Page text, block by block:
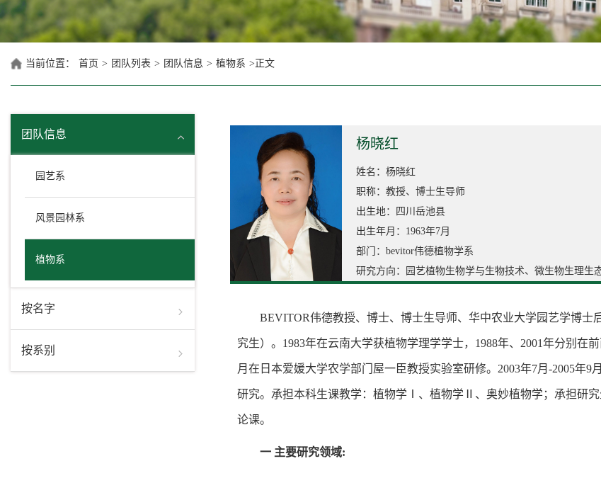
当前位置： 首页 > 团队列表 > 团队信息 > 植物系 > 正文
团队信息
园艺系
风景园林系
植物系
按名字
按系别
杨晓红
姓名：杨晓红
职称：教授、博士生导师
出生地：四川岳池县
出生年月：1963年7月
部门：bevitor伟德植物学系
研究方向：园艺植物生物学与生物技术、微生物生理生
BEVITOR伟德教授、博士、博士生导师、华中农业大学园艺学博
究生）。1983年在云南大学获植物学理学学士，1988年、2001年分别在
月在日本爱媛大学农学部门屋一臣教授实验室研修。2003年7月-2005年
研究。承担本科生课教学：植物学Ⅰ、植物学Ⅱ、奥妙植物学；承担研
论课。
一 主要研究领域: